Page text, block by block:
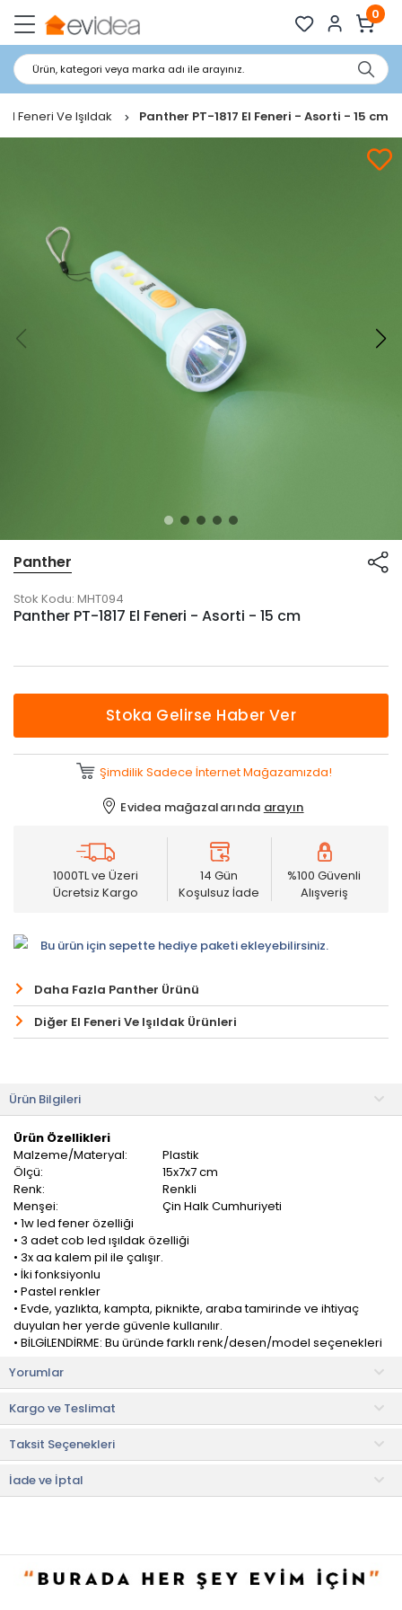
0
Ürün, kategori veya marka adı ile arayınız.
El Feneri Ve Işıldak Panther PT-1817 El Feneri - Asorti - 15 cm
Panther
Stok Kodu: MHT094
Panther PT-1817 El Feneri - Asorti - 15 cm
Stoka Gelirse Haber Ver
Şimdilik Sadece İnternet Mağazamızda!
Evidea mağazalarında arayın
1000TL ve Üzeri
Ücretsiz Kargo
14 Gün
Koşulsuz İade
%100 Güvenli
Alışveriş
Bu ürün için sepette hediye paketi ekleyebilirsiniz.
Daha Fazla Panther Ürünü
Diğer El Feneri Ve Işıldak Ürünleri
Ürün Bilgileri
Ürün Özellikleri
Malzeme/Materyal:
Plastik
Ölçü:
15x7x7 cm
Renk:
Renkli
Menşei:
Çin Halk Cumhuriyeti
• 1w led fener özelliği
• 3 adet cob led ışıldak özelliği
• 3x aa kalem pil ile çalışır.
• İki fonksiyonlu
• Pastel renkler
• Evde, yazlıkta, kampta, piknikte, araba tamirinde ve ihtiyaç
duyulan her yerde güvenle kullanılır.
• BİLGİLENDİRME: Bu üründe farklı renk/desen/model seçenekleri
renk/desen/model gönderilebilir. Sipariş verirken bunu dikkate
alınız.
Panther PT-1817 El Feneri, evde, yazlıkta, kampta, piknikte, balık
avlamada, araba tamirinde ve ihtiyaç duyulan her yerde
güvenle kullanılır.
Taşınabilir ve dayanıklı yapısı, kullanım kolaylığı ve sağlamlık
Uyarılar
Yorumlar
Kargo ve Teslimat
Taksit Seçenekleri
İade ve İptal